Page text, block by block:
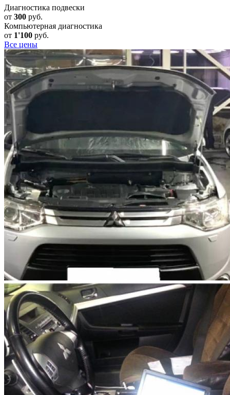
Диагностика подвески
от 300 руб.
Компьютерная диагностика
от 1'100 руб.
Все цены